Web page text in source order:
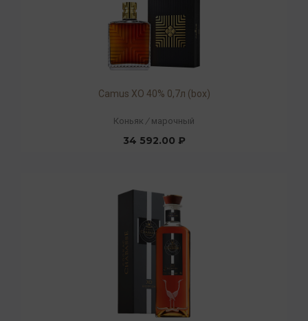
Camus XO 40% 0,7л (box)
Коньяк / марочный
34 592.00 ₽